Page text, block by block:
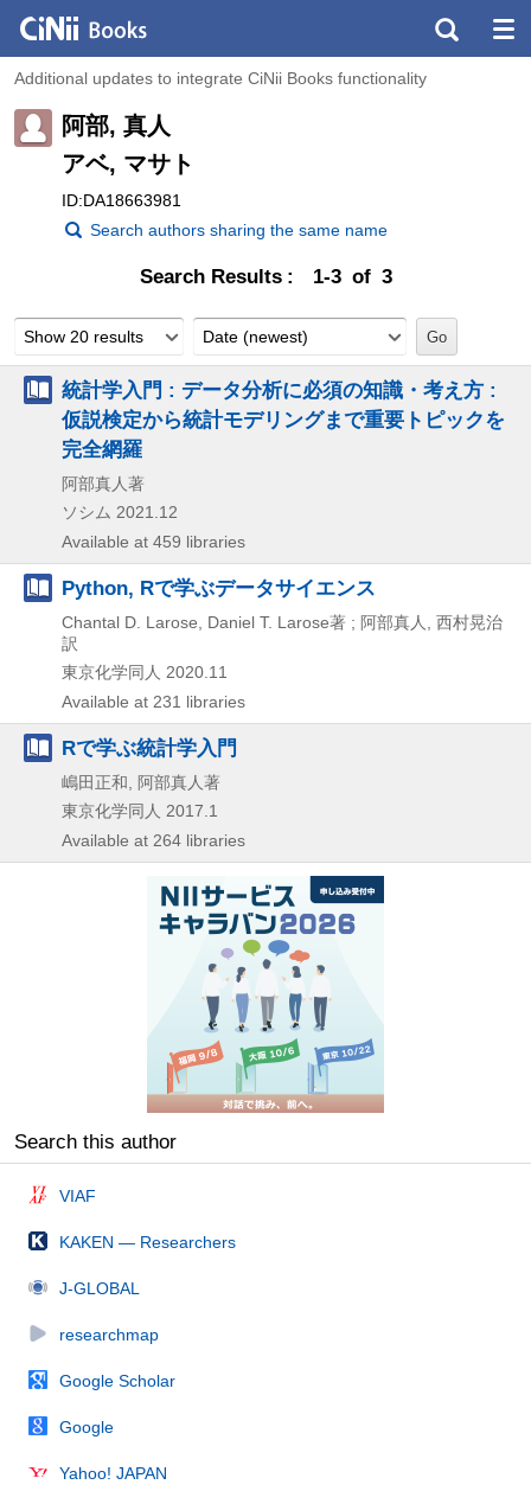
Additional updates to integrate CiNii Books functionality
阿部, 真人
アベ, マサト
ID:DA18663981
Search authors sharing the same name
Search Results 1-3 of 3
Show 20 results Date (newest)
統計学入門 : データ分析に必須の知識・考え方 :
仮説検定から統計モデリングまで重要トピックを
完全網羅
阿部真人著
ソシム 2021.12
Available at 459 libraries
Python, Rで学ぶデータサイエンス
Chantal D. Larose, Daniel T. Larose著 ; 阿部真人, 西村晃治
訳
東京化学同人 2020.11
Available at 231 libraries
Rで学ぶ統計学入門
嶋田正和, 阿部真人著
東京化学同人 2017.1
Available at 264 libraries
Search this author
VIAF
KAKEN — Researchers
J-GLOBAL
researchmap
Google Scholar
Google
Yahoo! JAPAN